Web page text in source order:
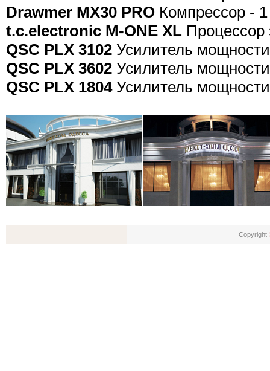
Drawmer MX30 PRO Компрессор - 1
t.c.electronic M-ONE XL
QSC PLX 3102 Усилитель
QSC PLX 3602 Усилитель
QSC PLX 1804 Усилитель
Copyright